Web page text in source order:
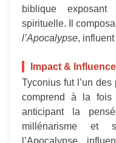
biblique exposant
spirituelle. Il
l’Apocalypse,
Impact & Influence
Tyconius fut l’un
comprend à la
anticipant la
millénarisme et
l’Apocalypse